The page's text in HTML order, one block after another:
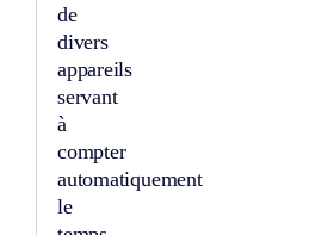
de
divers
appareils
servant
à
compter
automatiquement
le